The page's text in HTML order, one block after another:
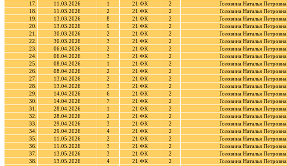
17.
11.03.2026 1 21 ФК 2
Головина Наталья Петровна
18.
11.03.2026 2 21 ФК 2
Головина Наталья Петровна
19.
13.03.2026 8 21 ФК 2
Головина Наталья Петровна
20.
13.03.2026 9 21 ФК 2
Головина Наталья Петровна
21.
30.03.2026 2 21 ФК 2
Головина Наталья Петровна
22.
30.03.2026 3 21 ФК 2
Головина Наталья Петровна
23.
06.04.2026 2 21 ФК 2
Головина Наталья Петровна
24.
06.04.2026 3 21 ФК 2
Головина Наталья Петровна
25.
08.04.2026 1 21 ФК 2
Головина Наталья Петровна
26.
08.04.2026 2 21 ФК 2
Головина Наталья Петровна
27.
13.04.2026 2 21 ФК 2
Головина Наталья Петровна
28.
13.04.2026 3 21 ФК 2
Головина Наталья Петровна
29.
14.04.2026 6 21 ФК 2
Головина Наталья Петровна
30.
14.04.2026 7 21 ФК 2
Головина Наталья Петровна
31.
28.04.2026 1 21 ФК 2
Головина Наталья Петровна
32.
28.04.2026 2 21 ФК 2
Головина Наталья Петровна
33.
29.04.2026 3 21 ФК 2
Головина Наталья Петровна
34.
29.04.2026 4 21 ФК 2
Головина Наталья Петровна
35.
11.05.2026 2 21 ФК 2
Головина Наталья Петровна
36.
11.05.2026 3 21 ФК 2
Головина Наталья Петровна
37.
13.05.2026 3 21 ФК 2
Головина Наталья Петровна
38.
13.05.2026 4 21 ФК 2
Головина Наталья Петровна